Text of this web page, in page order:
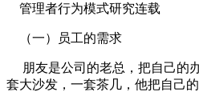
管理者行为模式研究连载
（一）员工的需求
朋友是公司的老总，把自己的
套大沙发，一套茶几，他把自己